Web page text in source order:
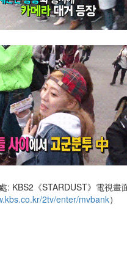
: KBS2《STARDUST》電視畫
2tv/enter/mvbank）